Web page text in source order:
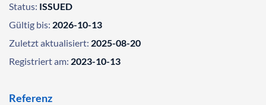
Status: ISSUED
Gültig bis: 2026-10-13
Zuletzt aktualisiert: 2025-08-20
Registriert am: 2023-10-13
Referenz